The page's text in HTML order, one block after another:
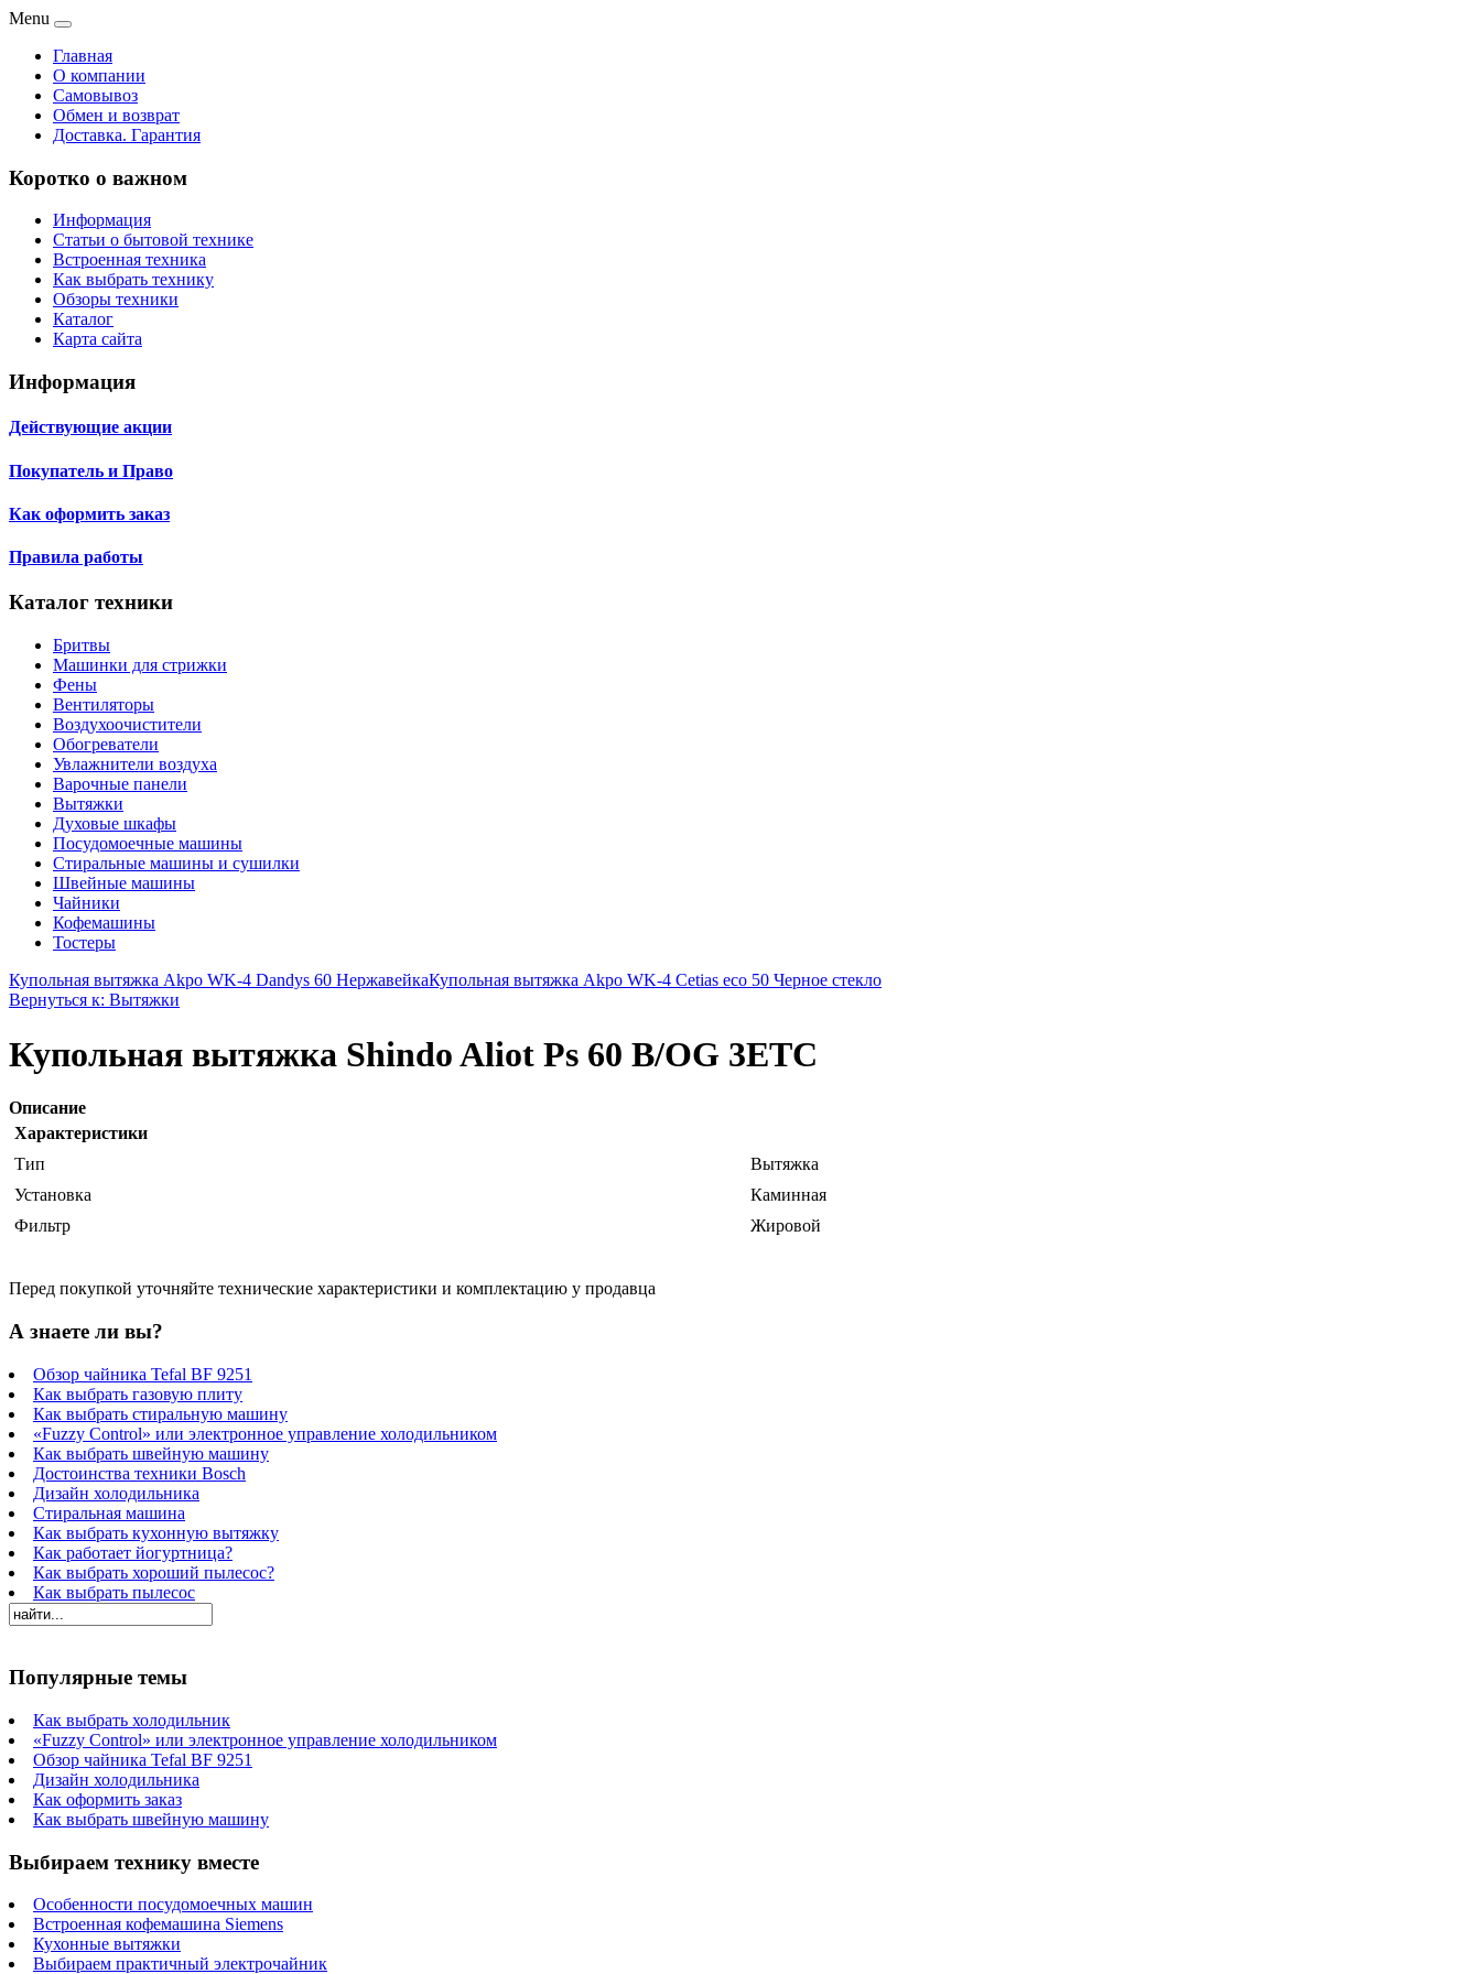
Menu
Главная
О компании
Самовывоз
Обмен и возврат
Доставка. Гарантия
Коротко о важном
Информация
Статьи о бытовой технике
Встроенная техника
Как выбрать технику
Обзоры техники
Каталог
Карта сайта
Информация
Действующие акции
Покупатель и Право
Как оформить заказ
Правила работы
Каталог техники
Бритвы
Машинки для стрижки
Фены
Вентиляторы
Воздухоочистители
Обогреватели
Увлажнители воздуха
Варочные панели
Вытяжки
Духовые шкафы
Посудомоечные машины
Стиральные машины и сушилки
Швейные машины
Чайники
Кофемашины
Тостеры
Купольная вытяжка Akpo WK-4 Dandys 60 НержавейкаКупольная вытяжка Akpo WK-4 Cetias eco 50 Черное стекло
Вернуться к: Вытяжки
Купольная вытяжка Shindo Aliot Ps 60 B/OG 3ETC
Описание
Характеристики
Тип
Вытяжка
Установка
Каминная
Фильтр
Жировой
Перед покупкой уточняйте технические характеристики и комплектацию у продавца
А знаете ли вы?
Обзор чайника Tefal BF 9251
Как выбрать газовую плиту
Как выбрать стиральную машину
«Fuzzy Control» или электронное управление холодильником
Как выбрать швейную машину
Достоинства техники Bosch
Дизайн холодильника
Стиральная машина
Как выбрать кухонную вытяжку
Как работает йогуртница?
Как выбрать хороший пылесос?
Как выбрать пылесос
Популярные темы
Как выбрать холодильник
«Fuzzy Control» или электронное управление холодильником
Обзор чайника Tefal BF 9251
Дизайн холодильника
Как оформить заказ
Как выбрать швейную машину
Выбираем технику вместе
Особенности посудомоечных машин
Встроенная кофемашина Siemens
Кухонные вытяжки
Выбираем практичный электрочайник